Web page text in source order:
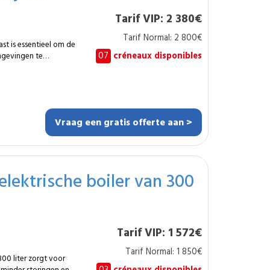
een constante
Door
vakman geniet u
Hoe lang duurt
is essentieel om de
te
interventie
standaard
renovatie waarbij
is. De
zorgt voor een
de
huidige én
Tarif VIP: 2 380€
Tarif Normal: 2 800€
07 créneaux disponibles
Vraag een gratis offerte aan >
boiler van 300
liter zorgt voor
Tarif VIP: 1 572€
Tarif Normal: 1 850€